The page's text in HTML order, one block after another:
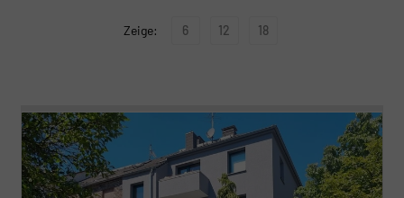
6 12 18